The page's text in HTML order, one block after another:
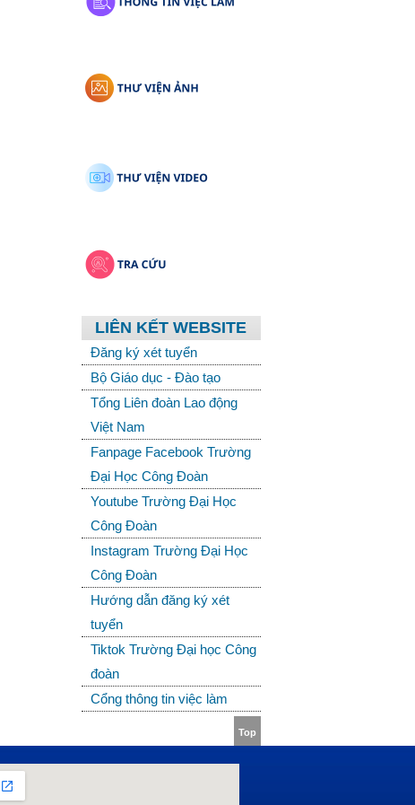
LIÊN KẾT WEBSITE
Đăng ký xét tuyển
Bộ Giáo dục - Đào tạo
Tổng Liên đoàn Lao động
Việt Nam
Fanpage Facebook Trường
Đại Học Công Đoàn
Youtube Trường Đại Học
Công Đoàn
Instagram Trường Đại Học
Công Đoàn
Hướng dẫn đăng ký xét
tuyển
Tiktok Trường Đại học Công
đoàn
Cổng thông tin việc làm
Top